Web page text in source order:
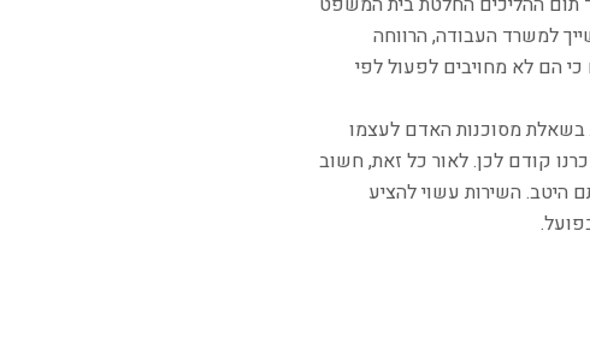
למשרד העבודה, הרווחה
הם לא מחויבים לפעול לפי
בשאלת מסוכנות האדם לעצמו
קודם לכן. לאור כל זאת, חשוב
היטב. השירות עשוי להציע